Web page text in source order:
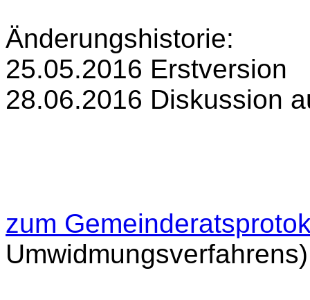
Änderungshistorie:
25.05.2016 Erstversion
28.06.2016 Diskussion
zum
Umwidmungsverfahrens)